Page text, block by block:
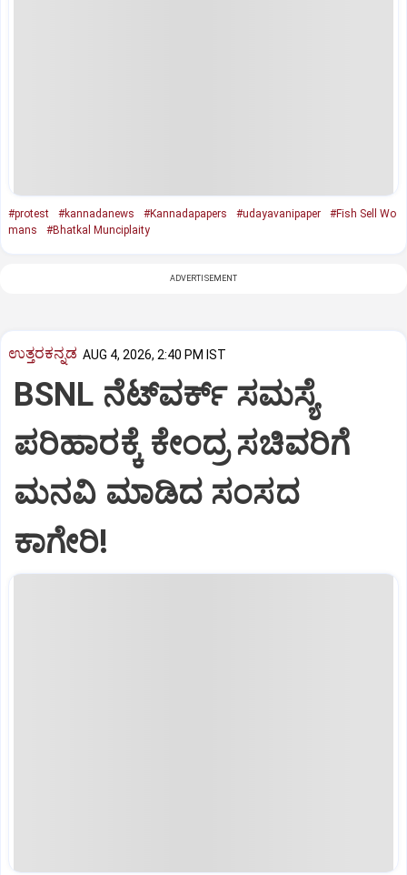
#protest #kannadanews #Kannadapapers #udayavanipaper
#Fish Sell Wo
mans
#Bhatkal Munciplaity
ADVERTISEMENT
ಉತ್ತರಕನ್ನಡ AUG 4, 2026, 2:40 PM IST
BSNL ನೆಟ್‌ವರ್ಕ್ ಸಮಸ್ಯೆ
ಪರಿಹಾರಕ್ಕೆ ಕೇಂದ್ರ ಸಚಿವರಿಗೆ
ಮನವಿ ಮಾಡಿದ ಸಂಸದ
ಕಾಗೇರಿ!